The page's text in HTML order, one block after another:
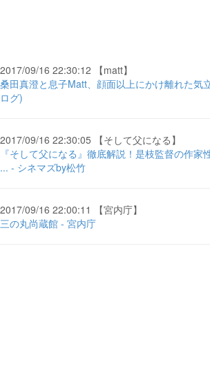
2017/09/16 22:30:12 【matt】
桑田真澄と息子Matt、顔面以上にかけ離れた気
ログ)
2017/09/16 22:30:05 【そして父になる】
『そして父になる』徹底解説！是枝監督の作家
... - シネマズby松竹
2017/09/16 22:00:11 【宮内庁】
三の丸尚蔵館 - 宮内庁